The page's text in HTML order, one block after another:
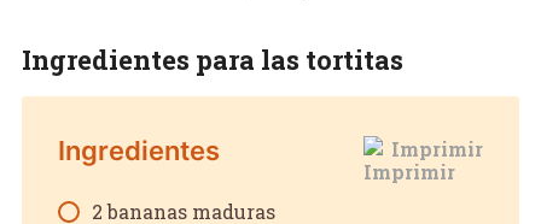
Ingredientes para las tortitas
Imprimir
Ingredientes
2 bananas maduras